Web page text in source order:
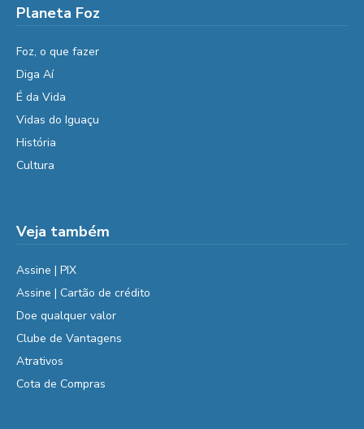
Planeta Foz
Foz, o que fazer
Diga Aí
É da Vida
Vidas do Iguaçu
História
Cultura
Veja também
Assine | PIX
Assine | Cartão de crédito
Doe qualquer valor
Clube de Vantagens
Atrativos
Cota de Compras